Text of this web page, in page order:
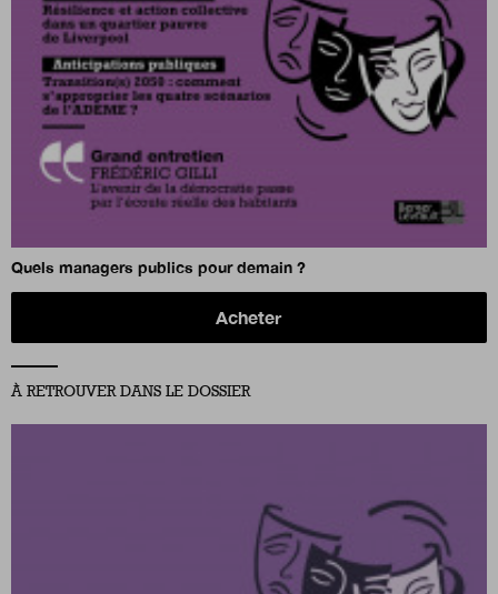
Quels managers publics pour demain ?
Acheter
À RETROUVER DANS LE DOSSIER